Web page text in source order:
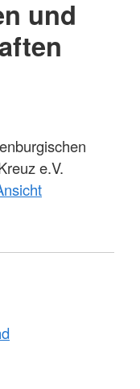
und
e.V.